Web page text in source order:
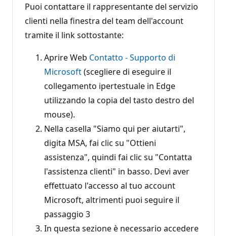
Puoi contattare il rappresentante del servizio
clienti nella finestra del team dell'account
tramite il link sottostante:
Aprire Web Contatto - Supporto di
Microsoft(scegliere di eseguire il
collegamento ipertestuale in Edge
utilizzando la copia del tasto destro del
mouse).
Nella casella "Siamo qui per aiutarti",
digita MSA, fai clic su "Ottieni
assistenza", quindi fai clic su "Contatta
l'assistenza clienti" in basso. Devi aver
effettuato l'accesso al tuo account
Microsoft, altrimenti puoi seguire il
passaggio 3
In questa sezione è necessario accedere